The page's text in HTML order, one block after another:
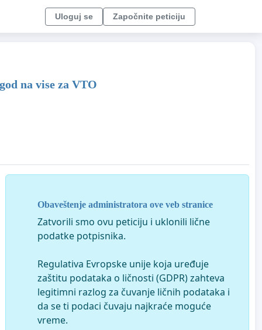
Uloguj se Započnite peticiju
na vise za VTO
Obaveštenje administratora ove veb stranice
Zatvorili smo ovu peticiju i uklonili lične
podatke potpisnika.
Regulativa Evropske unije koja uređuje
zaštitu podataka o ličnosti (GDPR) zahteva
legitimni razlog za čuvanje ličnih podataka i
da se ti podaci čuvaju najkraće moguće
vreme.